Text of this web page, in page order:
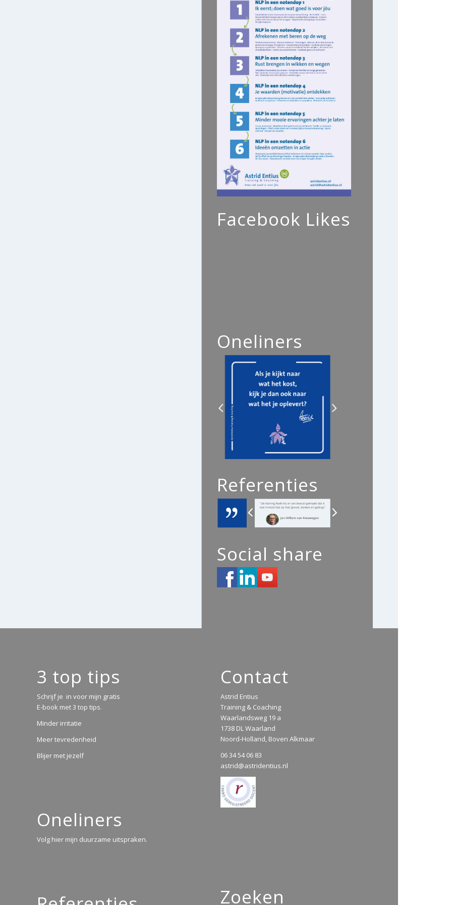
Facebook Likes
Oneliners
Referenties
Social share
3 top tips
Schrijf je in voor mijn gratis
E-book met 3 top tips.
Minder irritatie
Meer tevredenheid
Blijer met jezelf
Oneliners
Volg hier mijn duurzame uitspraken.
Contact
Astrid Entius
Training & Coaching
Waarlandsweg 19 a
1738 DL Waarland
Noord-Holland, Boven Alkmaar
06 34 54 06 83
astrid@astridentius.nl
Zoeken